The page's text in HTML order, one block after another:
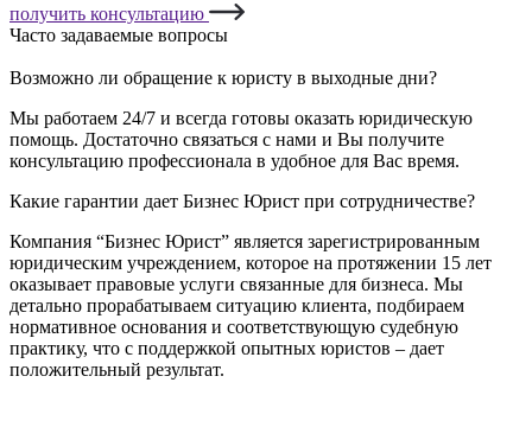
получить консультацию
Часто задаваемые вопросы
Возможно ли обращение к юристу в выходные дни?
Мы работаем 24/7 и всегда готовы оказать юридическую
помощь. Достаточно связаться с нами и Вы получите
консультацию профессионала в удобное для Вас время.
Какие гарантии дает Бизнес Юрист при сотрудничестве?
Компания “Бизнес Юрист” является зарегистрированным
юридическим учреждением, которое на протяжении 15 лет
оказывает правовые услуги связанные для бизнеса. Мы
детально прорабатываем ситуацию клиента, подбираем
нормативное основания и соответствующую судебную
практику, что с поддержкой опытных юристов – дает
положительный результат.